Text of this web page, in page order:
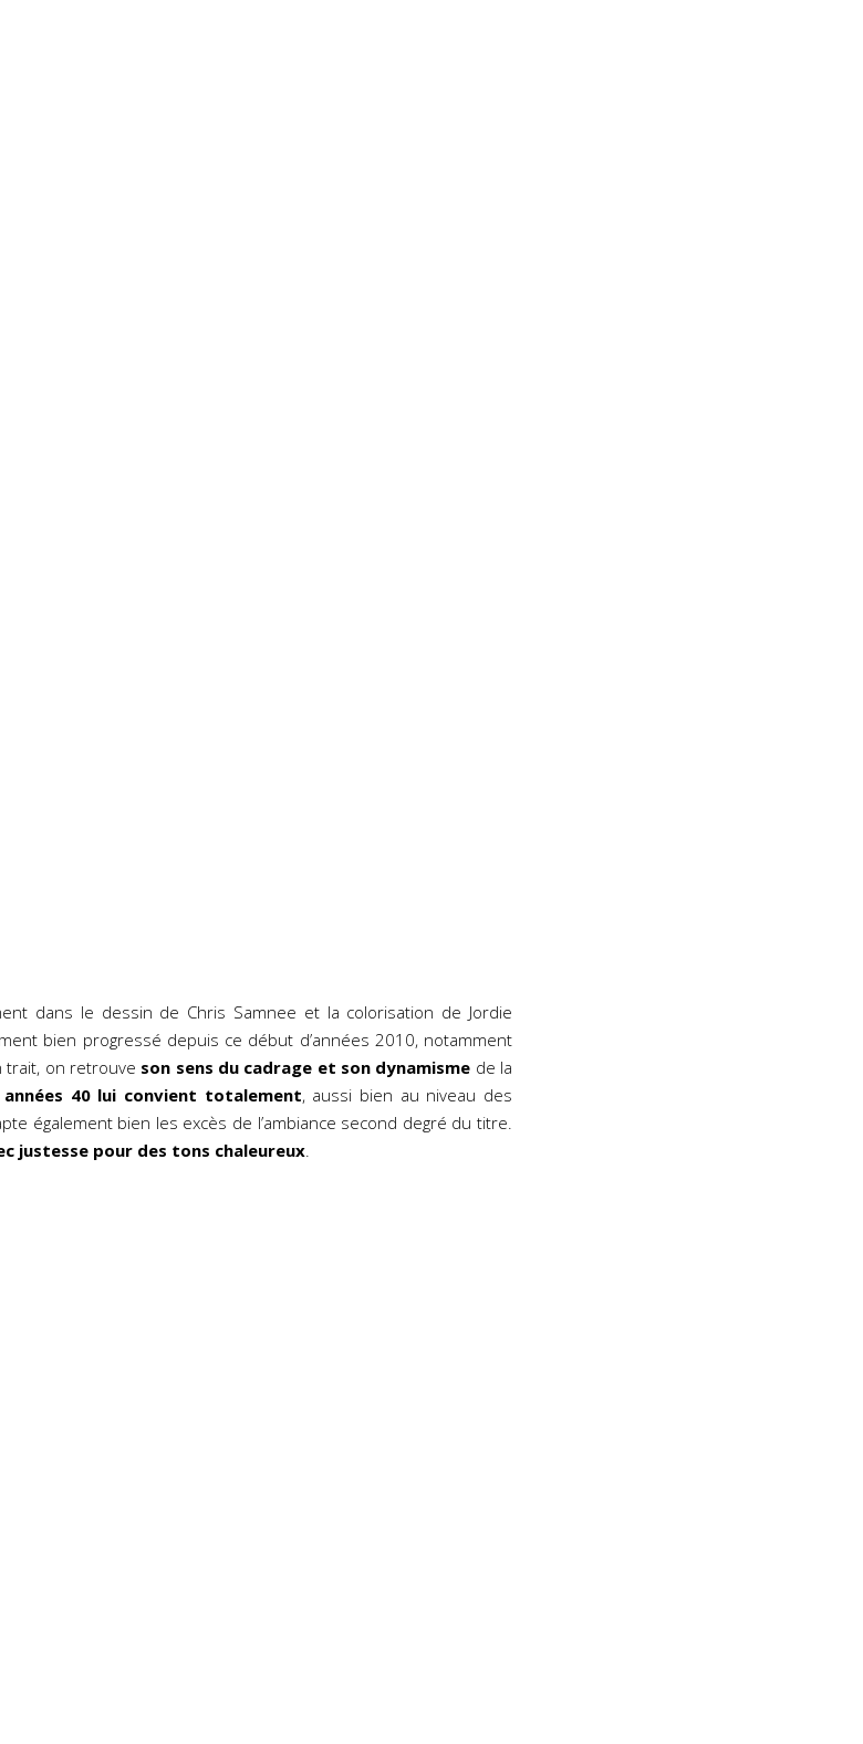
dans le dessin de Chris Samnee et la colorisation de Jordie
bien progressé depuis ce début d’années 2010, notamment
trait, on retrouve son sens du cadrage et son dynamisme de la
40 lui convient totalement, aussi bien au niveau des
également bien les excès de l’ambiance second degré du titre.
justesse pour des tons chaleureux.